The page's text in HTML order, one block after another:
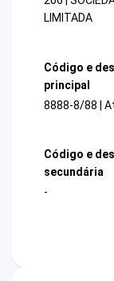
LIMITADA
Código e
principal
8888-8/88 |
Código e
secundária
-